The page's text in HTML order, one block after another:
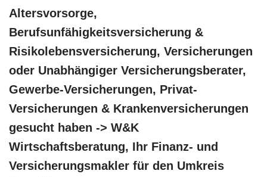
Altersvorsorge,
Berufsunfähigkeitsversicherung &
Risikolebensversicherung, Versicherungen
oder Unabhängiger Versicherungsberater,
Gewerbe-Versicherungen, Privat-
Versicherungen & Krankenversicherungen
gesucht haben -> W&K
Wirtschaftsberatung, Ihr Finanz- und
Versicherungsmakler für den Umkreis